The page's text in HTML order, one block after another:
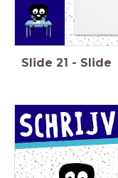
Slide 21 - Slide